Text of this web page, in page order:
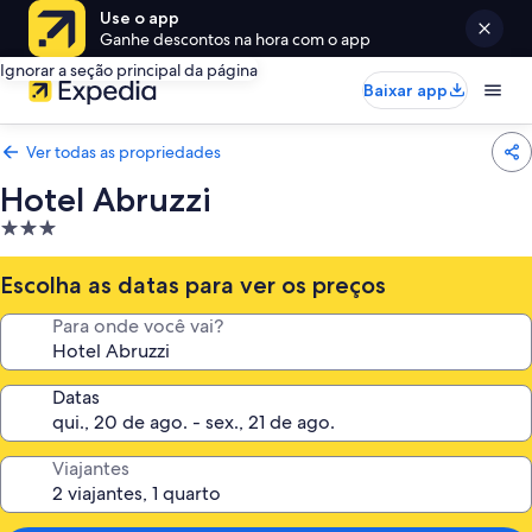
Use o app
Ganhe descontos na hora com o app
Ignorar a seção principal da página
Baixar app
Ver todas as propriedades
Hotel Abruzzi
Propriedade
3.0
estrelas
Escolha as datas para ver os preços
Para onde você vai?
Datas
Viajantes